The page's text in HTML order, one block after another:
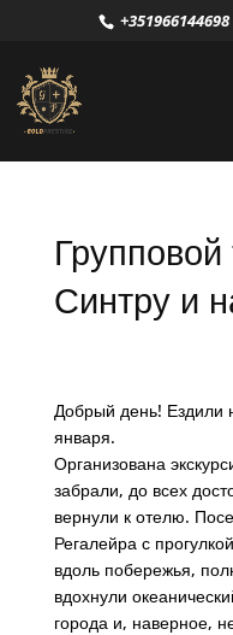
+351966144698
Синтру и
Добрый день! Ездили
января.
Организована
забрали, до всех
вернули к отелю.
Регалейра с
вдоль побережья,
вдохнули
города и, наверное,